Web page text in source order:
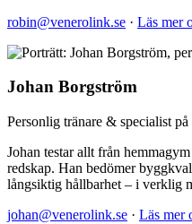
robin@venerolink.se · Läs mer
Johan Borgström
Personlig tränare & specialist
Johan testar allt från
redskap. Han bedömer
långsiktig hållbarhet – i verklig
johan@venerolink.se · Läs mer